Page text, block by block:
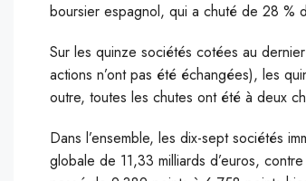
boursier espagnol, qui a chuté de 28 %
Sur les quinze sociétés cotées au
actions n’ont pas été échangées), les
outre, toutes les chutes ont été à deux
Dans l’ensemble, les dix-sept sociétés
globale de 11,33 milliards d’euros,